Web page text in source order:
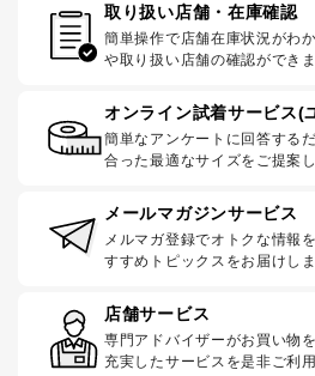
取り扱い店舗・在庫確認
簡単操作で店舗在庫状況がわ
や取り扱い店舗の確認ができま
オンライン試着サービス(
簡単なアンケートに回答する
合った最適なサイズをご提案し
メールマガジンサービス
メルマガ登録でオトクな情報
すすめトピックスをお届けしま
店舗サービス
専門アドバイザーがお買い物
充実したサービスを是非ご利